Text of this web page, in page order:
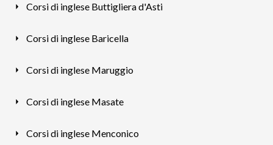
Corsi di inglese Buttigliera d'Asti
Corsi di inglese Baricella
Corsi di inglese Maruggio
Corsi di inglese Masate
Corsi di inglese Menconico